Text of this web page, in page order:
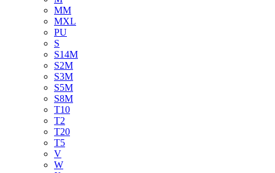
MM
MXL
PU
S
S14M
S2M
S3M
S5M
S8M
T10
T2
T20
T5
V
W